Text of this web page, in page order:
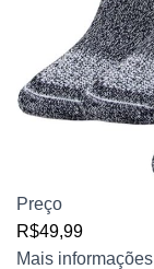
Preço
R$49,99
Mais informações